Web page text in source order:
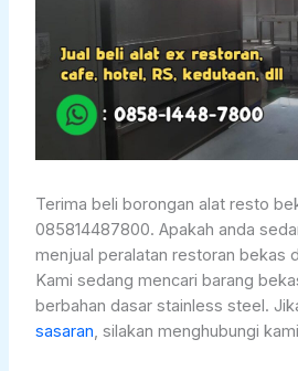
Terima beli borongan alat resto
085814487800. Apakah anda
menjual peralatan restoran bekas
Kami sedang mencari barang
berbahan dasar stainless steel.
sasaran, silakan menghubungi